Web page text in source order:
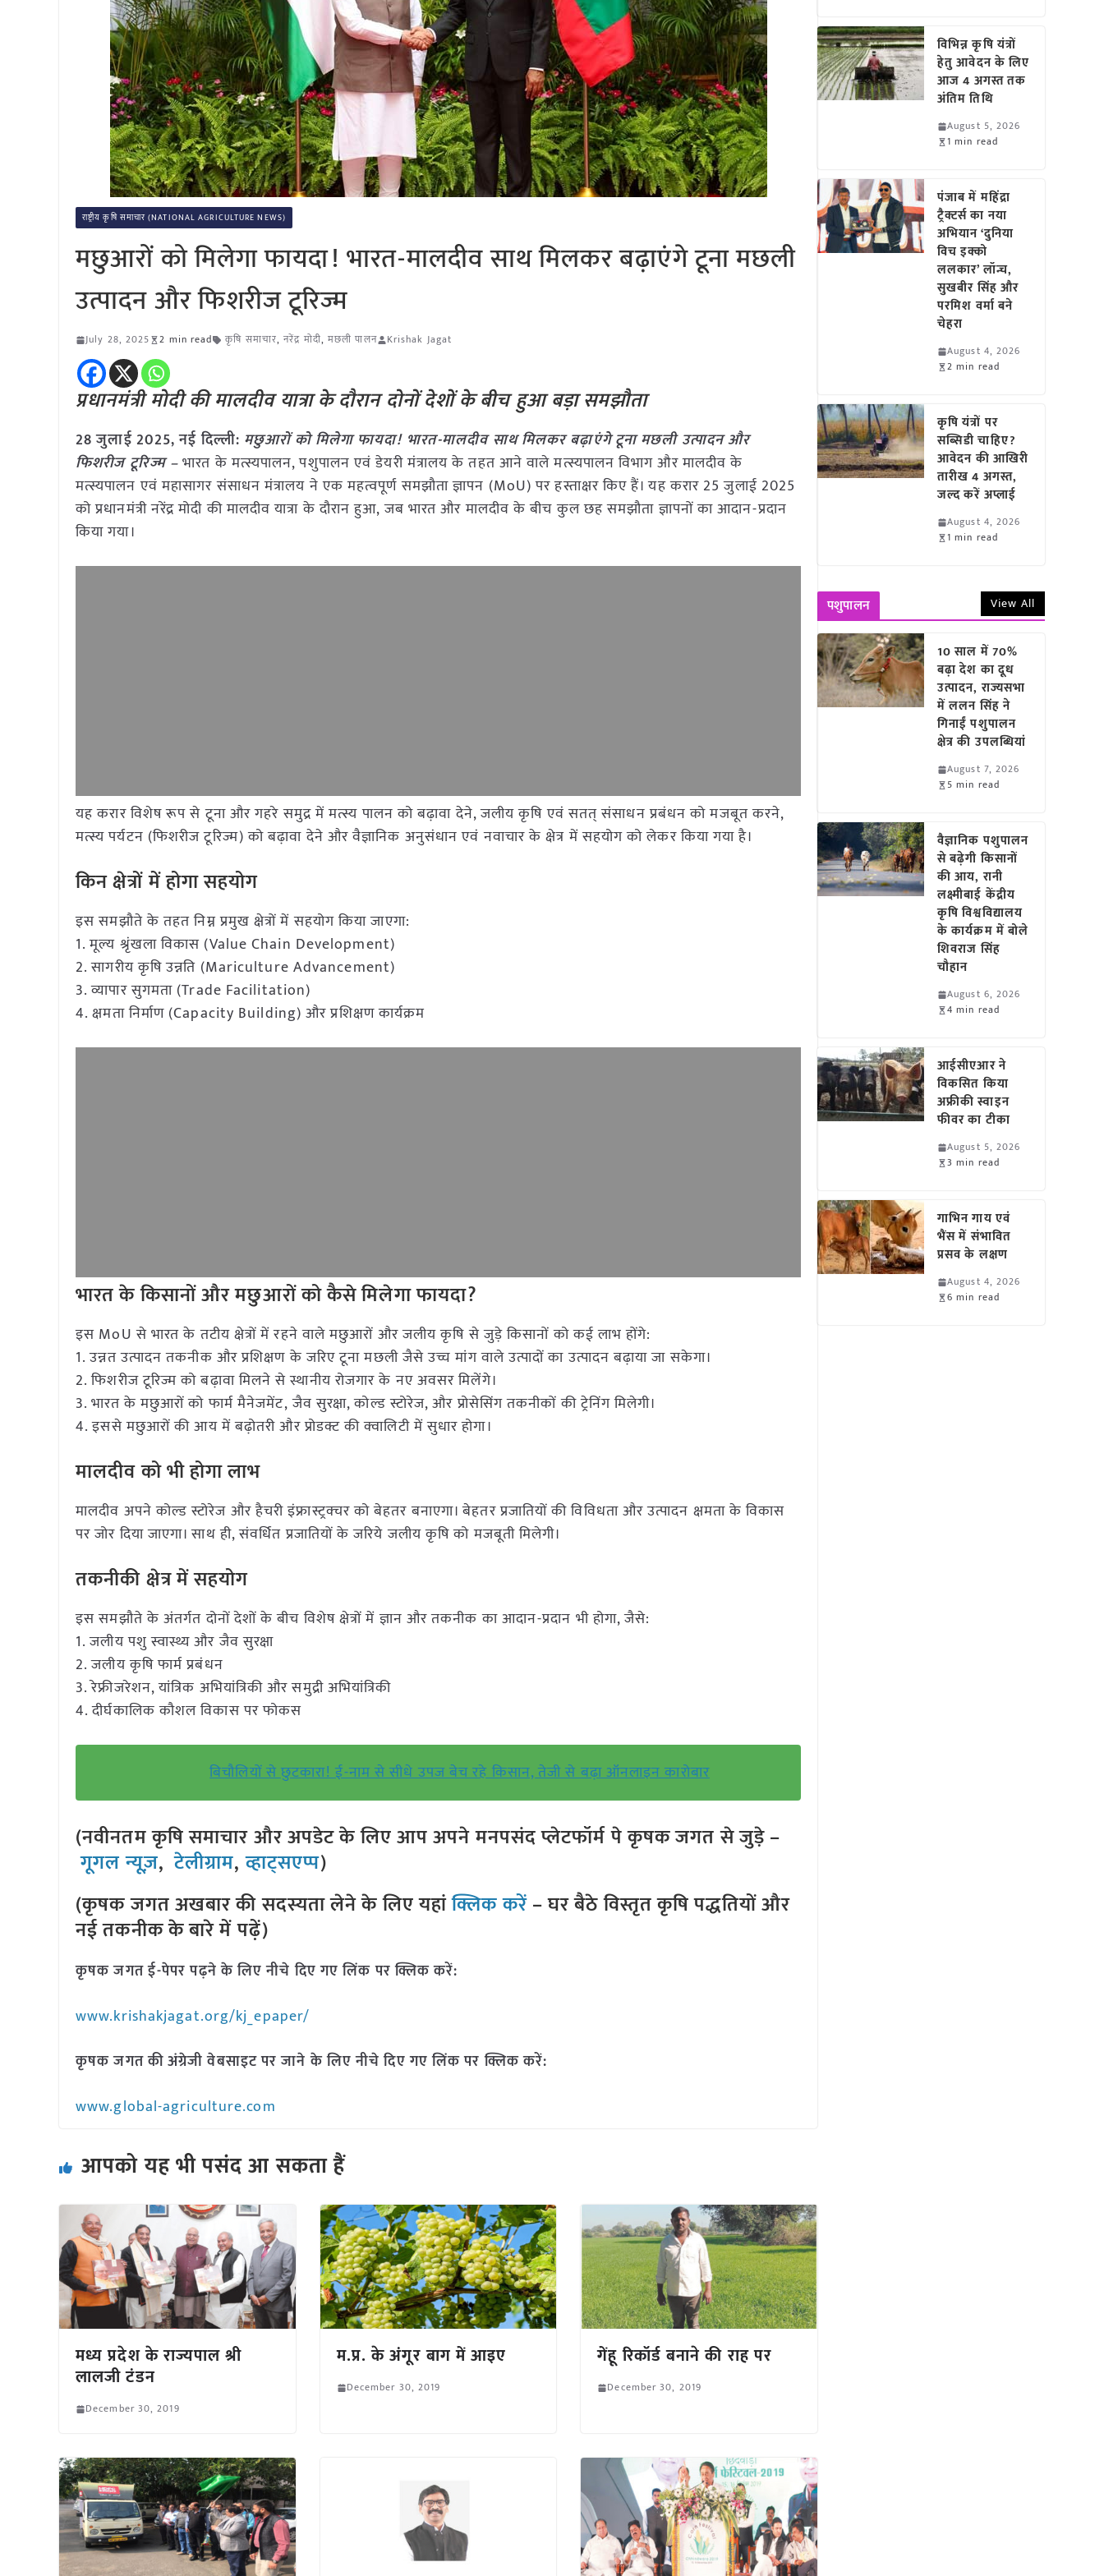
राष्ट्रीय कृषि समाचार (NATIONAL AGRICULTURE NEWS)
मछुआरों को मिलेगा फायदा! भारत-मालदीव साथ मिलकर बढ़ाएंगे टूना मछली
उत्पादन और फिशरीज टूरिज्म
July 28, 2025 2 min read कृषि समाचार,नरेंद्र मोदी,मछली पालन Krishak Jagat
प्रधानमंत्री मोदी की मालदीव यात्रा के दौरान दोनों देशों के बीच हुआ बड़ा समझौता
28 जुलाई 2025, नई दिल्ली: मछुआरों को मिलेगा फायदा! भारत-मालदीव साथ मिलकर बढ़ाएंगे टूना मछली उत्पादन और
फिशरीज टूरिज्म –भारत के मत्स्यपालन, पशुपालन एवं डेयरी मंत्रालय के तहत आने वाले मत्स्यपालन विभाग और मालदीव के
मत्स्यपालन एवं महासागर संसाधन मंत्रालय ने एक महत्वपूर्ण समझौता ज्ञापन (MoU) पर हस्ताक्षर किए हैं। यह करार 25 जुलाई 2025
को प्रधानमंत्री नरेंद्र मोदी की मालदीव यात्रा के दौरान हुआ, जब भारत और मालदीव के बीच कुल छह समझौता ज्ञापनों का आदान-प्रदान
किया गया।
यह करार विशेष रूप से टूना और गहरे समुद्र में मत्स्य पालन को बढ़ावा देने, जलीय कृषि एवं सतत् संसाधन प्रबंधन को मजबूत करने,
मत्स्य पर्यटन (फिशरीज टूरिज्म) को बढ़ावा देने और वैज्ञानिक अनुसंधान एवं नवाचार के क्षेत्र में सहयोग को लेकर किया गया है।
किन क्षेत्रों में होगा सहयोग
इस समझौते के तहत निम्न प्रमुख क्षेत्रों में सहयोग किया जाएगा:
1. मूल्य श्रृंखला विकास (Value Chain Development)
2. सागरीय कृषि उन्नति (Mariculture Advancement)
3. व्यापार सुगमता (Trade Facilitation)
4. क्षमता निर्माण (Capacity Building) और प्रशिक्षण कार्यक्रम
भारत के किसानों और मछुआरों को कैसे मिलेगा फायदा?
इस MoU से भारत के तटीय क्षेत्रों में रहने वाले मछुआरों और जलीय कृषि से जुड़े किसानों को कई लाभ होंगे:
1. उन्नत उत्पादन तकनीक और प्रशिक्षण के जरिए टूना मछली जैसे उच्च मांग वाले उत्पादों का उत्पादन बढ़ाया जा सकेगा।
2. फिशरीज टूरिज्म को बढ़ावा मिलने से स्थानीय रोजगार के नए अवसर मिलेंगे।
3. भारत के मछुआरों को फार्म मैनेजमेंट, जैव सुरक्षा, कोल्ड स्टोरेज, और प्रोसेसिंग तकनीकों की ट्रेनिंग मिलेगी।
4. इससे मछुआरों की आय में बढ़ोतरी और प्रोडक्ट की क्वालिटी में सुधार होगा।
मालदीव को भी होगा लाभ
मालदीव अपने कोल्ड स्टोरेज और हैचरी इंफ्रास्ट्रक्चर को बेहतर बनाएगा। बेहतर प्रजातियों की विविधता और उत्पादन क्षमता के विकास
पर जोर दिया जाएगा। साथ ही, संवर्धित प्रजातियों के जरिये जलीय कृषि को मजबूती मिलेगी।
तकनीकी क्षेत्र में सहयोग
इस समझौते के अंतर्गत दोनों देशों के बीच विशेष क्षेत्रों में ज्ञान और तकनीक का आदान-प्रदान भी होगा, जैसे:
1. जलीय पशु स्वास्थ्य और जैव सुरक्षा
2. जलीय कृषि फार्म प्रबंधन
3. रेफ्रीजरेशन, यांत्रिक अभियांत्रिकी और समुद्री अभियांत्रिकी
4. दीर्घकालिक कौशल विकास पर फोकस
बिचौलियों से छुटकारा! ई-नाम से सीधे उपज बेच रहे किसान, तेजी से बढ़ा ऑनलाइन कारोबार
(नवीनतम कृषि समाचार और अपडेट के लिए आप अपने मनपसंद प्लेटफॉर्म पे कृषक जगत से जुड़े –
गूगल न्यूज़,टेलीग्राम,व्हाट्सएप्प)
(कृषक जगत अखबार की सदस्यता लेने के लिए यहांक्लिक करें– घर बैठे विस्तृत कृषि पद्धतियों और
नई तकनीक के बारे में पढ़ें)
कृषक जगत ई-पेपर पढ़ने के लिए नीचे दिए गए लिंक पर क्लिक करें:
www.krishakjagat.org/kj_epaper/
कृषक जगत की अंग्रेजी वेबसाइट पर जाने के लिए नीचे दिए गए लिंक पर क्लिक करें:
www.global-agriculture.com
आपको यह भी पसंद आ सकता हैं
मध्य प्रदेश के राज्यपाल श्री
लालजी टंडन
December 30, 2019
म.प्र. के अंगूर बाग में आइए
December 30, 2019
गेंहू रिकॉर्ड बनाने की राह पर
December 30, 2019
विभिन्न कृषि यंत्रों
हेतु आवेदन के लिए
आज 4 अगस्त तक
अंतिम तिथि
August 5, 2026
1 min read
पंजाब में महिंद्रा
ट्रैक्टर्स का नया
अभियान ‘दुनिया
विच इक्को
ललकार’ लॉन्च,
सुखबीर सिंह और
परमिश वर्मा बने
चेहरा
August 4, 2026
2 min read
कृषि यंत्रों पर
सब्सिडी चाहिए?
आवेदन की आखिरी
तारीख 4 अगस्त,
जल्द करें अप्लाई
August 4, 2026
1 min read
पशुपालन View All
10 साल में 70%
बढ़ा देश का दूध
उत्पादन, राज्यसभा
में ललन सिंह ने
गिनाईं पशुपालन
क्षेत्र की उपलब्धियां
August 7, 2026
5 min read
वैज्ञानिक पशुपालन
से बढ़ेगी किसानों
की आय, रानी
लक्ष्मीबाई केंद्रीय
कृषि विश्वविद्यालय
के कार्यक्रम में बोले
शिवराज सिंह
चौहान
August 6, 2026
4 min read
आईसीएआर ने
विकसित किया
अफ्रीकी स्वाइन
फीवर का टीका
August 5, 2026
3 min read
गाभिन गाय एवं
भैंस में संभावित
प्रसव के लक्षण
August 4, 2026
6 min read